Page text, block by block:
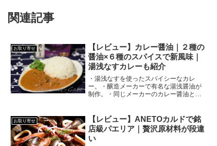
関連記事
お取り寄せ
【レビュー】カレー醤油｜２種の
醤油×６種のスパイスで新風味｜
湯浅なすカレーも紹介
・湯浅なすを使ったスパイシーなカレ
ー。・醸造メーカーで有名な湯浅醤油が
制作。・同じメーカーのカレー醤油との
お取り寄せ
【レビュー】ANETOカルドで銘
店級パエリア｜贅沢原材料が段違
い